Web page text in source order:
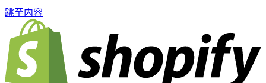
跳至内容